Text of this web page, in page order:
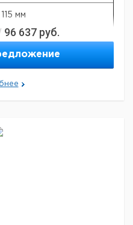
мм
Greiner, Sarstedt, Corning,
Bio-one и т.д.
96 637 руб.